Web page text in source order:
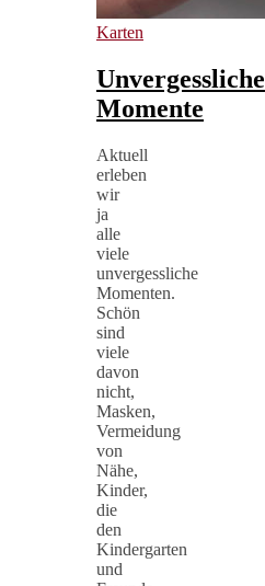
Karten
Unvergessliche
Momente
Aktuell
erleben
wir
ja
alle
viele
unvergessliche
Momenten.
Schön
sind
viele
davon
nicht,
Masken,
Vermeidung
von
Nähe,
Kinder,
die
den
Kindergarten
und